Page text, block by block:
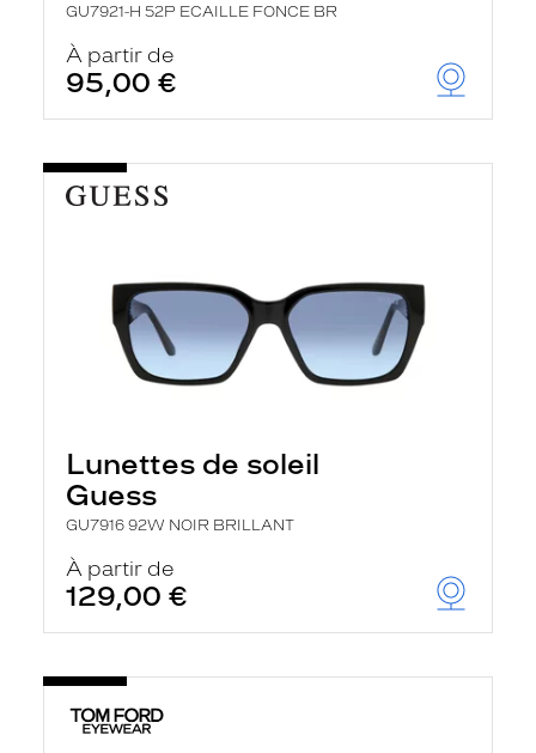
GU7921-H 52P ECAILLE FONCE BR
À partir de
95,00 €
Lunettes de soleil
Guess
GU7916 92W NOIR BRILLANT
À partir de
129,00 €